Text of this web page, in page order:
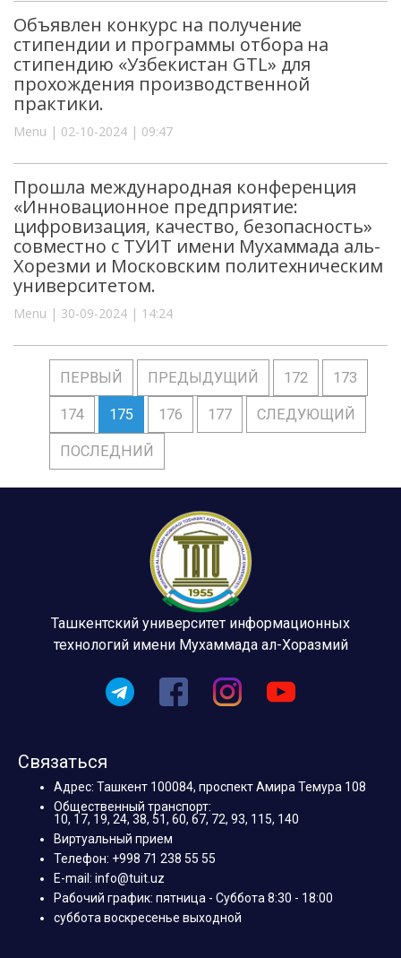
Объявлен конкурс на получение
стипендии и программы отбора на
стипендию «Узбекистан GTL» для
прохождения производственной
практики.
Menu | 02-10-2024 | 09:47
Прошла международная конференция
«Инновационное предприятие:
цифровизация, качество, безопасность»
совместно с ТУИТ имени Мухаммада аль-
Хорезми и Московским политехническим
университетом.
Menu | 30-09-2024 | 14:24
ПЕРВЫЙ ПРЕДЫДУЩИЙ 172 173
174 175 176 177 СЛЕДУЮЩИЙ
ПОСЛЕДНИЙ
Ташкентский университет информационных
технологий имени Мухаммада ал-Хоразмий
Связаться
Адрес: Ташкент 100084, проспект Амира Темура 108
Общественный транспорт:
10, 17, 19, 24, 38, 51, 60, 67, 72, 93, 115, 140
Виртуальный прием
Телефон: +998 71 238 55 55
E-mail: info@tuit.uz
Рабочий график: пятница - Суббота 8:30 - 18:00
суббота воскресенье выходной